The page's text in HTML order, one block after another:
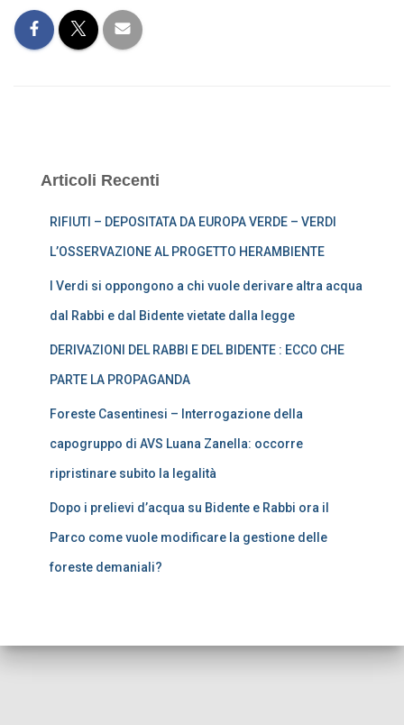
Articoli Recenti
RIFIUTI – DEPOSITATA DA EUROPA VERDE – VERDI
L’OSSERVAZIONE AL PROGETTO HERAMBIENTE
I Verdi si oppongono a chi vuole derivare altra acqua
dal Rabbi e dal Bidente vietate dalla legge
DERIVAZIONI DEL RABBI E DEL BIDENTE : ECCO CHE
PARTE LA PROPAGANDA
Foreste Casentinesi – Interrogazione della
capogruppo di AVS Luana Zanella: occorre
ripristinare subito la legalità
Dopo i prelievi d’acqua su Bidente e Rabbi ora il
Parco come vuole modificare la gestione delle
foreste demaniali?